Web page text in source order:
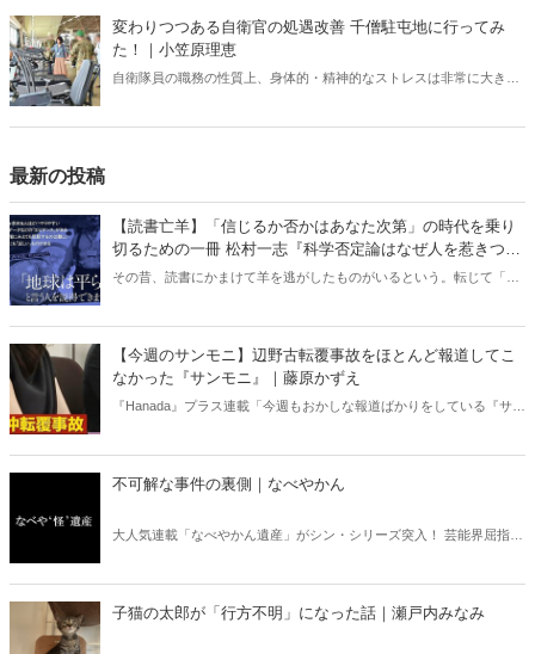
県伊丹市にある千僧駐屯地（せんぞちゅうとんち）を取材した。
変わりつつある自衛官の処遇改善 千僧駐屯地に行ってみ
た！｜小笠原理恵
自衛隊員の職務の性質上、身体的・精神的なストレスは非常に大き
最新の投稿
【読書亡羊】「信じるか否かはあなた次第」の時代を乗り
切るための一冊 松村一志『科学否定論はなぜ人を惹きつけ
るのか』（ちくま新書）｜梶原麻衣子
その昔、読書にかまけて羊を逃がしたものがいるという。転じて「読
ある。元月刊『Hanada』編集部員のライター・梶原がお送りする時事
書評！
【今週のサンモニ】辺野古転覆事故をほとんど報道してこ
なかった『サンモニ』｜藤原かずえ
『Hanada』プラス連載「今週もおかしな報道ばかりをしている『サン
不可解な事件の裏側｜なべやかん
大人気連載「なべやかん遺産」がシン・シリーズ突入！ 芸能界屈指の
信じるか信じないかは、あなた次第！ 芸能ニュース
子猫の太郎が「行方不明」になった話｜瀬戸内みなみ